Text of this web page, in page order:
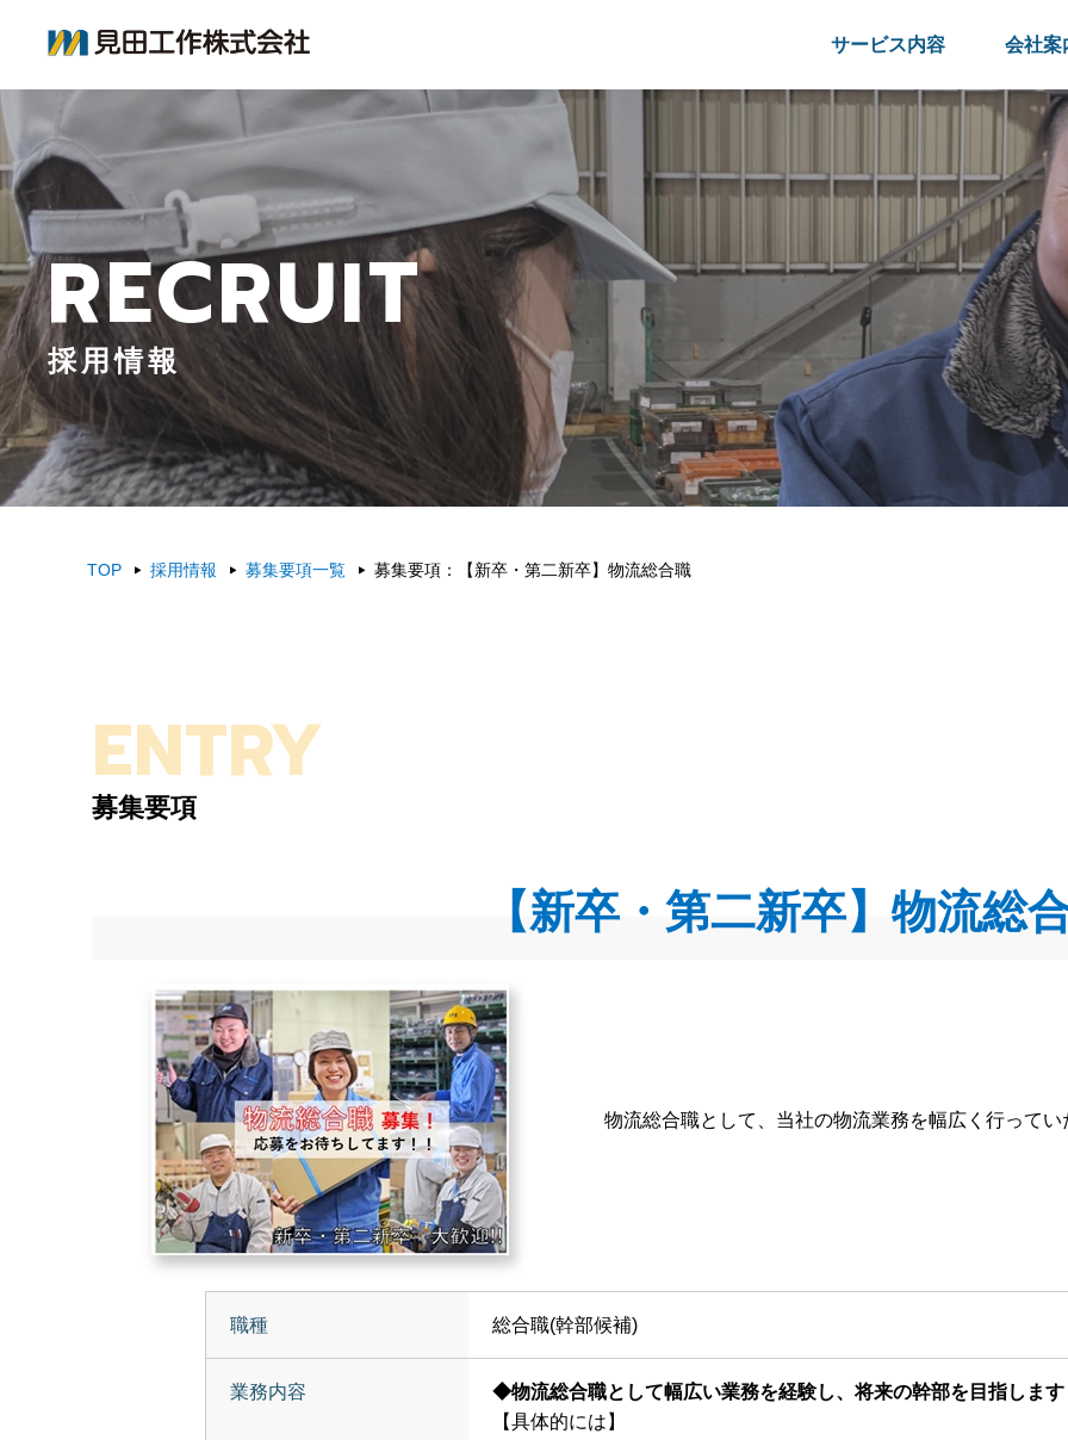
サービス内容 会社案
RECRUIT
採用情報
TOP 採用情報 募集要項一覧 募集要項：【新卒・第二新卒】物流総合職
ENTRY
募集要項
【新卒・第二新卒】物流総
物流総合職として、当社の物流業務を幅広く行ってい
職種 総合職(幹部候補)
業務内容
◆物流総合職として幅広い業務を経験し、将来の幹部を目指します
【具体的には】